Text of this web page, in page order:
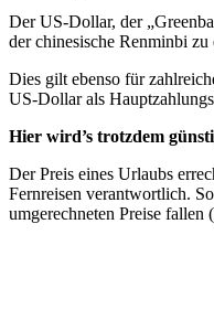
Der US-Dollar, der
der chinesische Renminbi
Dies gilt ebenso für
US-Dollar als
Hier wird’s trotzdem
Der Preis eines Urlaubs
Fernreisen verantwortlich.
umgerechneten Preise